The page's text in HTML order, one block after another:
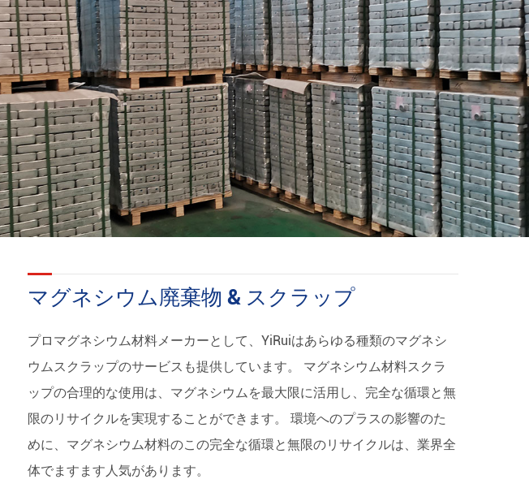
AM60Bマグネシウムの合金
AM50Aマグネシウム合金イン
ゴット
AZ31Bマグネシウムの合金
マグネシウム合金粉末
マグネシウム廃棄物 & スクラップ
プロマグネシウム材料メーカーとして、YiRuiはあらゆる種類のマグネシ
ウムスクラップのサービスも提供しています。 マグネシウム材料スクラ
ップの合理的な使用は、マグネシウムを最大限に活用し、完全な循環と無
限のリサイクルを実現することができます。 環境へのプラスの影響のた
めに、マグネシウム材料のこの完全な循環と無限のリサイクルは、業界全
体でますます人気があります。